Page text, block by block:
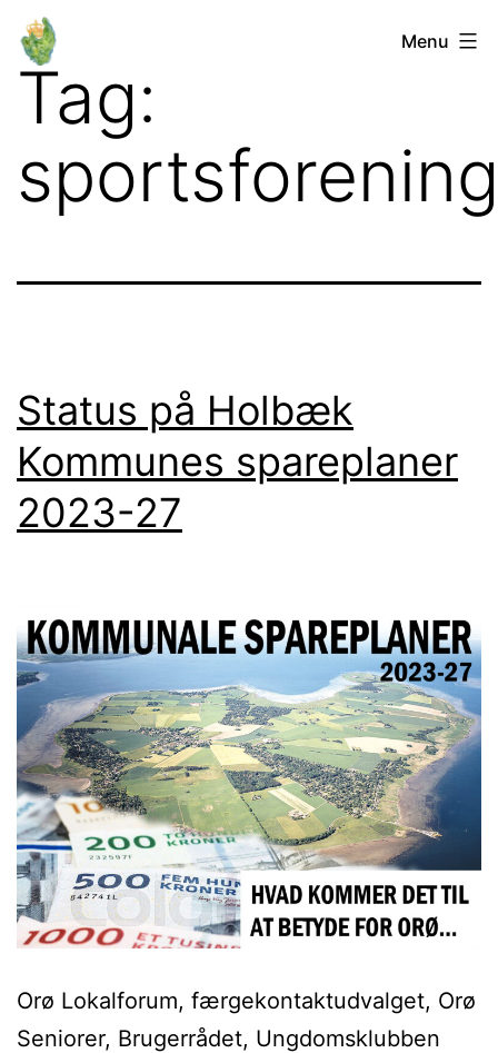
Fortsæt
indhold
Orø
Lokalforum
Menu
Tag:
Status på Holbæk
Kommunes spareplaner
2023-27
Orø Lokalforum, færgekontaktudvalget, Orø
Seniorer, Brugerrådet, Ungdomsklubben